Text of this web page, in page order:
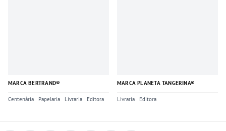
MARCA BERTRAND®
Centenária Papelaria Livraria Editora
MARCA PLANETA TANGERINA®
Livraria Editora